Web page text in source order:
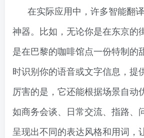
在实际应用中，许多智能翻
神器。比如，无论你是在东京的
是在巴黎的咖啡馆点一份特制的
时识别你的语音或文字信息，提
厉害的是，它还能根据场景自动
如商务会谈、日常交流、指路、
呈现出不同的表达风格和用词，